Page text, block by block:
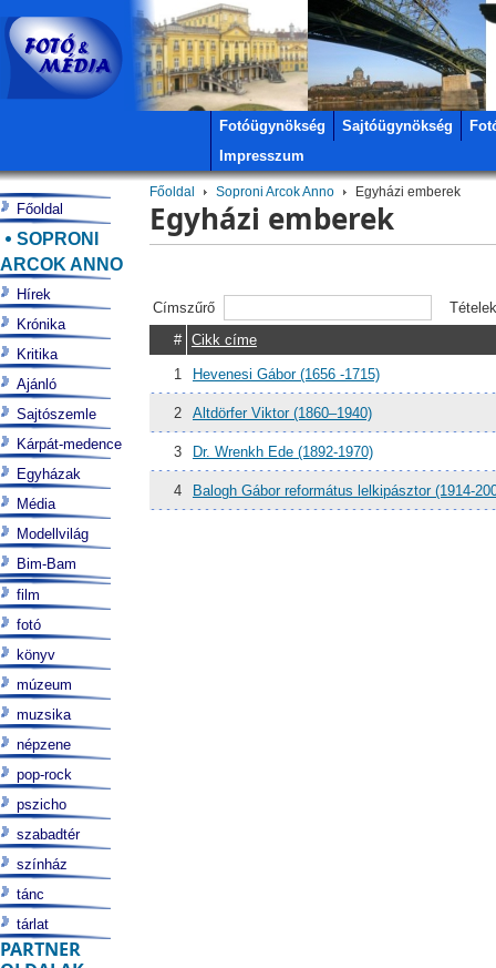
Fotóügynökség Sajtóügynökség
Impresszum
Főoldal Soproni Arcok Anno Egyházi emberek
Egyházi emberek
Címszűrő
#
Cikk címe
1 Hevenesi Gábor (1656 -1715)
2 Altdörfer Viktor (1860–1940)
3 Dr. Wrenkh Ede (1892-1970)
4 Balogh Gábor református lelkipásztor (1914-
Főoldal
SOPRONI
ARCOK ANNO
Hírek
Krónika
Kritika
Ajánló
Sajtószemle
Kárpát-medence
Egyházak
Média
Modellvilág
Bim-Bam
film
fotó
könyv
múzeum
muzsika
népzene
pop-rock
pszicho
szabadtér
színház
tánc
tárlat
PARTNER